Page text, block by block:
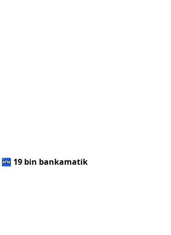
🏧 19 bin bankamatik